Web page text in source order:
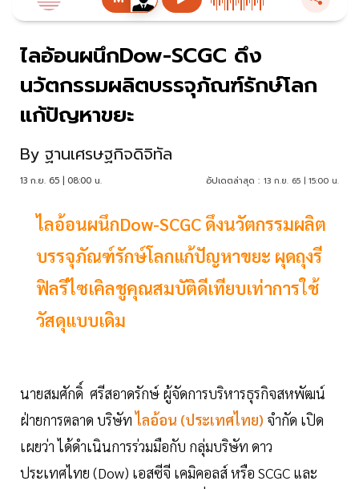
ไลอ้อนผนึกDow-SCGC ดึง
นวัตกรรมผลิตบรรจุภัณฑ์รักษ์โลก
แก้ปัญหาขยะ
By ฐานเศรษฐกิจดิจิทัล
13 ก.ย. 65 | 08:00 น. อัปเดตล่าสุด : 13 ก.ย. 65 | 15:00 น.
ไลอ้อนผนึกDow-SCGC ดึงนวัตกรรมผลิต
บรรจุภัณฑ์รักษ์โลกแก้ปัญหาขยะ ผุดถุงรี
ฟิลรีไซเคิลชูคุณสมบัติดีเทียบเท่าการใช้
วัสดุแบบเดิม
นายสมศักดิ์ ศรีสอาดรักษ์ ผู้จัดการบริหารธุรกิจสหพัฒน์
ฝ่ายการตลาด บริษัทไลอ้อน (ประเทศไทย) จำกัด เปิด
เผยว่า ได้ดำเนินการร่วมมือกับ กลุ่มบริษัท ดาว
ประเทศไทย (Dow) เอสซีจี เคมิคอลส์ หรือ SCGC และ